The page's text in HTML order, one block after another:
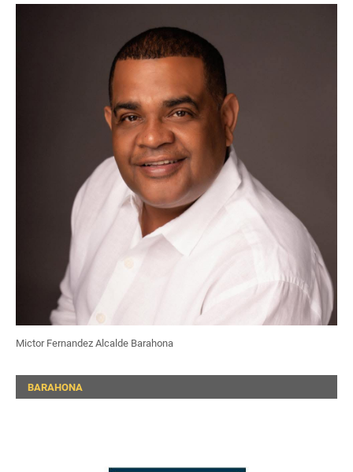
Mictor Fernandez Alcalde Barahona
BARAHONA